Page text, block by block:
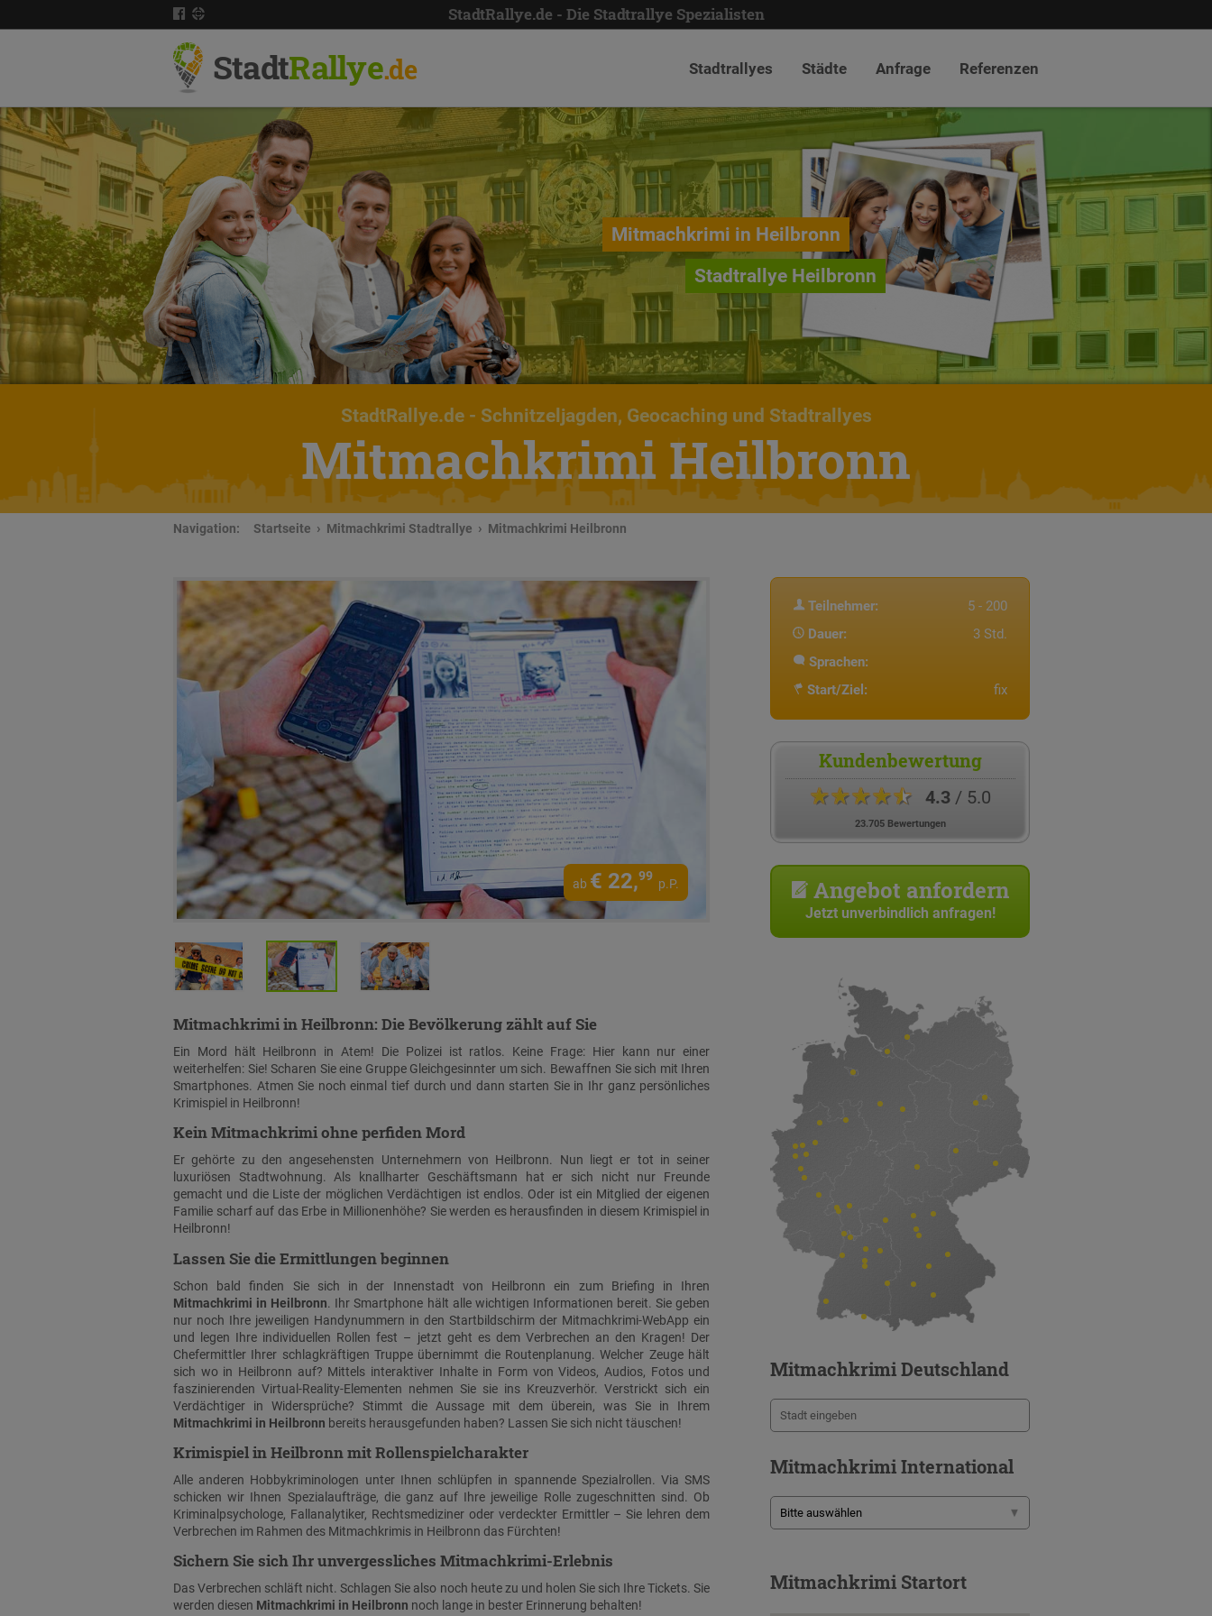
StadtRallye.de - Die Stadtrallye Spezialisten
StadtRallye.de Stadtrallyes Städte Anfrage Referenzen
Mitmachkrimi in Heilbronn
Stadtrallye Heilbronn
StadtRallye.de- Schnitzeljagden, Geocaching und Stadtrallyes
Mitmachkrimi Heilbronn
Navigation: Startseite Mitmachkrimi Stadtrallye Mitmachkrimi Heilbronn
ab € 22,99
p.P.
Mitmachkrimi in Heilbronn: Die Bevölkerung zählt auf Sie
Ein Mord hält Heilbronn in Atem! Die Polizei ist ratlos. Keine Frage: Hier kann nur einer
weiterhelfen: Sie! Scharen Sie eine Gruppe Gleichgesinnter um sich. Bewaffnen Sie sich mit Ihren
Smartphones. Atmen Sie noch einmal tief durch und dann starten Sie in Ihr ganz persönliches
Krimispiel in Heilbronn!
Kein Mitmachkrimi ohne perfiden Mord
Er gehörte zu den angesehensten Unternehmern von Heilbronn. Nun liegt er tot in seiner
luxuriösen Stadtwohnung. Als knallharter Geschäftsmann hat er sich nicht nur Freunde
gemacht und die Liste der möglichen Verdächtigen ist endlos. Oder ist ein Mitglied der eigenen
Familie scharf auf das Erbe in Millionenhöhe? Sie werden es herausfinden in diesem Krimispiel in
Heilbronn!
Lassen Sie die Ermittlungen beginnen
Schon bald finden Sie sich in der Innenstadt von Heilbronn ein zum Briefing in Ihren
Mitmachkrimi in Heilbronn. Ihr Smartphone hält alle wichtigen Informationen bereit. Sie geben
nur noch Ihre jeweiligen Handynummern in den Startbildschirm der Mitmachkrimi-WebApp ein
und legen Ihre individuellen Rollen fest – jetzt geht es dem Verbrechen an den Kragen! Der
Chefermittler Ihrer schlagkräftigen Truppe übernimmt die Routenplanung. Welcher Zeuge hält
sich wo in Heilbronn auf? Mittels interaktiver Inhalte in Form von Videos, Audios, Fotos und
faszinierenden Virtual-Reality-Elementen nehmen Sie sie ins Kreuzverhör. Verstrickt sich ein
Verdächtiger in Widersprüche? Stimmt die Aussage mit dem überein, was Sie in Ihrem
Mitmachkrimi in Heilbronn bereits herausgefunden haben? Lassen Sie sich nicht täuschen!
Krimispiel in Heilbronn mit Rollenspielcharakter
Alle anderen Hobbykriminologen unter Ihnen schlüpfen in spannende Spezialrollen. Via SMS
schicken wir Ihnen Spezialaufträge, die ganz auf Ihre jeweilige Rolle zugeschnitten sind. Ob
Kriminalpsychologe, Fallanalytiker, Rechtsmediziner oder verdeckter Ermittler – Sie lehren dem
Verbrechen im Rahmen des Mitmachkrimis in Heilbronn das Fürchten!
Sichern Sie sich Ihr unvergessliches Mitmachkrimi-Erlebnis
Das Verbrechen schläft nicht. Schlagen Sie also noch heute zu und holen Sie sich Ihre Tickets. Sie
werden diesen Mitmachkrimi in Heilbronn noch lange in bester Erinnerung behalten!
Teilnehmer:
5 - 200
Dauer:
3 Std.
Sprachen:
Start/Ziel:
fix
Kundenbewertung
★★★★★ 4.3/ 5.0
23.705 Bewertungen
Angebot anfordern
Jetzt unverbindlich anfragen!
Mitmachkrimi Deutschland
Mitmachkrimi International
Mitmachkrimi Startort